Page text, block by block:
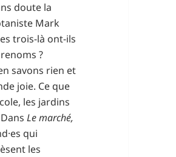
doute la
Mark
trois-là ont-ils
?
savons rien et
joie. Ce que
les jardins
DansLe marché,
qui
les